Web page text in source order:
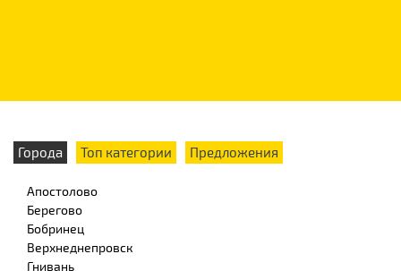
Города Топ категории Предложения
Апостолово
Берегово
Бобринец
Верхнеднепровск
Гнивань